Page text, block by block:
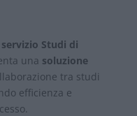
servizio Studi di
una soluzione
tra studi
efficienza e